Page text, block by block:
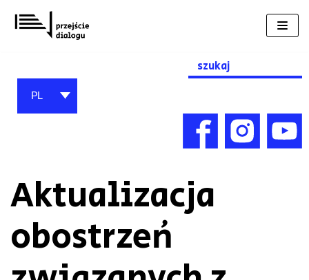
Przejdź
do
Search
for:
PL
Aktualizacja
obostrzeń